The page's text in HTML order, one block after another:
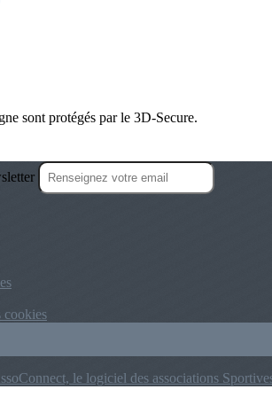
sont protégés par le 3D-Secure.
cookies
le logiciel des associations